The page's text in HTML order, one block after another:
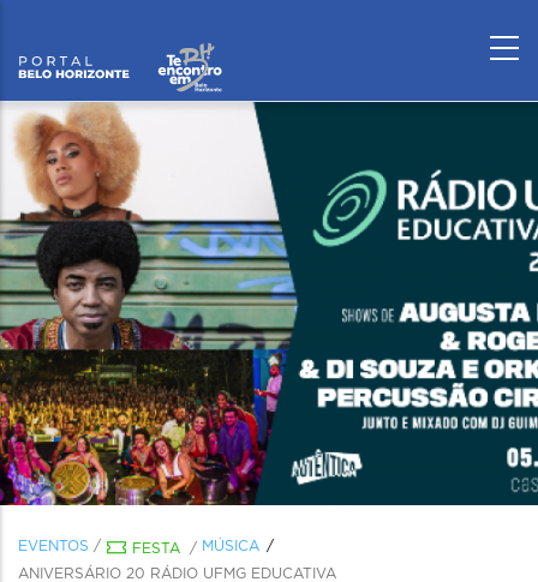
EVENTOS / FESTA / MÚSICA
ANIVERSÁRIO 20 RÁDIO UFMG EDUCATIVA